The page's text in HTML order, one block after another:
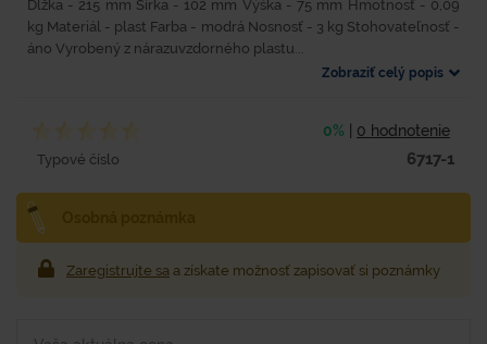
Dĺžka - 215 mm Šírka - 102 mm Výška - 75 mm Hmotnosť - 0,09
kg Materiál - plast Farba - modrá Nosnosť - 3 kg Stohovateľnosť -
áno Vyrobený z nárazuvzdorného plastu...
Zobraziť celý popis
0% 0 hodnotenie
Typové číslo 6717-1
Zaregistrujte sa a získate možnosť zapisovať si poznámky